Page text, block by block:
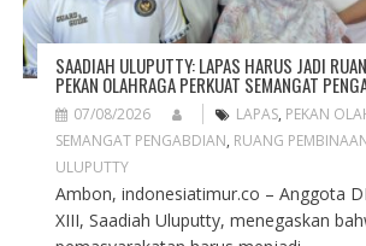
SAADIAH ULUPUTTY: LAPAS HARUS JADI
PEKAN OLAHRAGA PERKUAT SEMANGAT
07/08/2026 LAPAS, PEKAN
SEMANGAT PENGABDIAN, RUANG
ULUPUTTY
Ambon, indonesiatimur.co – Anggota
XIII, Saadiah Uluputty, menegaskan